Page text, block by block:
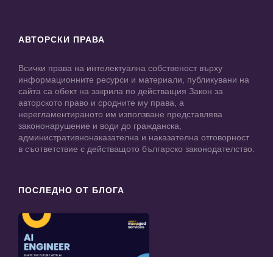
АВТОРСКИ ПРАВА
Всички права на интелектуална собственост върху
информационните ресурси и материали, публикувани на
сайта са обект на закрила по действащия Закон за
авторското право и сродните му права, а
нерегламентираното им използване представлява
закононарушение и води до гражданска,
административнонаказателна и наказателна отговорност
в съответствие с действащото българско законодателство.
ПОСЛЕДНО ОТ БЛОГА